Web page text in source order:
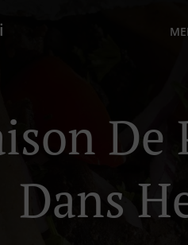
De
Dans